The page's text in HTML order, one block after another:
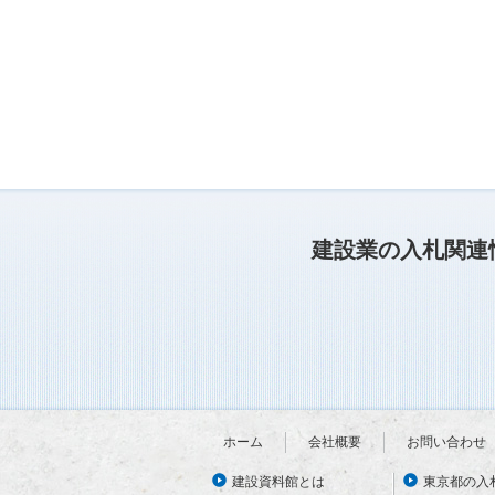
建設業の入札関
ホーム 会社概要 お問い合わせ
建設資料館とは 東京都の入